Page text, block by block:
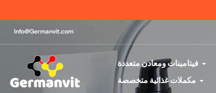
إلى
المحتوىInfo@Germanvit.com
فيتامينات ومعادن متعددة
مكملات غذائية متخصصة